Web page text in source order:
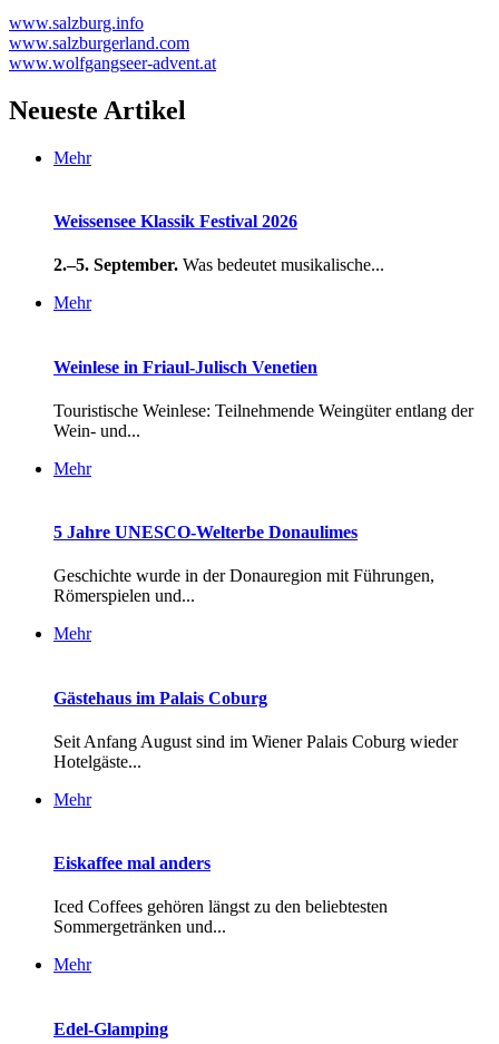
www.salzburg.info
www.salzburgerland.com
www.wolfgangseer-advent.at
Neueste Artikel
Mehr
Weissensee Klassik Festival 2026
2.–5. September. Was bedeutet musikalische...
Mehr
Weinlese in Friaul-Julisch Venetien
Touristische Weinlese: Teilnehmende Weingüter entlang der
Wein- und...
Mehr
5 Jahre UNESCO-Welterbe Donaulimes
Geschichte wurde in der Donauregion mit Führungen,
Römerspielen und...
Mehr
Gästehaus im Palais Coburg
Seit Anfang August sind im Wiener Palais Coburg wieder
Hotelgäste...
Mehr
Eiskaffee mal anders
Iced Coffees gehören längst zu den beliebtesten
Sommergetränken und...
Mehr
Edel-Glamping